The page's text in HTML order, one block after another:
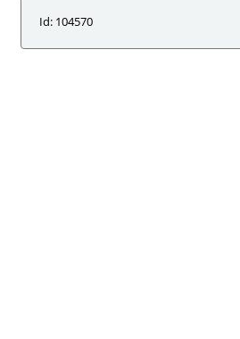
Id: 104570